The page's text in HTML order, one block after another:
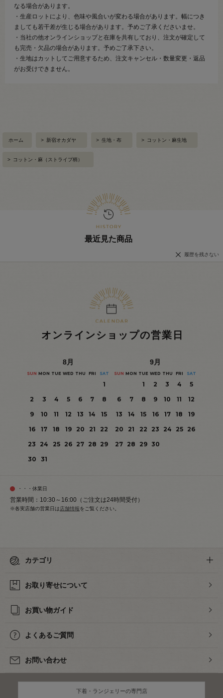
なる場合があります。
・生産ロットにより、色味や風合いが変わる場合があります。幅につき
ましても若干差が生じる場合があります。予めご了承くださいませ。
・当社の他オンラインショップと在庫を共有しており、注文が確定して
も完売・欠品の場合があります。予めご了承下さい。
・生地はカットしてご用意するため、注文キャンセル・数量変更・返品
がお受けできません。
ホーム > 新宿オカダヤ > 生地・布 > コットン・麻生地
> コットン・麻（ストライプ柄）
最近見た商品
履歴を残さない
オンラインショップの営業日
8月
SUN MON TUE WED THU FRI SAT
1
2
3 4 5 6 7
8
9
10 11 12 13 14
15
16
17 18 19 20 21
22
23
24 25 26 27 28 29
30
31
9月
SUN MON TUE WED THU FRI SAT
1 2 3 4
5
6
7 8 9 10 11
12
13
14 15 16 17 18
19
20
21 22 23 24 25
26
27 28 29 30
・・・休業日
営業時間：10:30～16:00（ご注文は24時間受付）
※各実店舗の営業日は 店舗情報をご覧ください。
カテゴリ
お取り寄せについて
お買い物ガイド
よくあるご質問
お問い合わせ
下着・ランジェリーの専門店